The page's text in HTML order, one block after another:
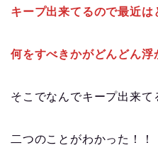
キープ出来てるので最近は
何をすべきかがどんどん浮
そこでなんでキープ出来て
二つのことがわかった！！